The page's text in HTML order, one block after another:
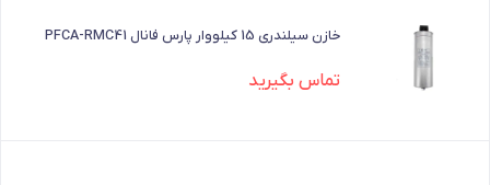
خازن سیلندری 15 کیلووار پارس فانال PFCA-RMC41
تماس بگیرید